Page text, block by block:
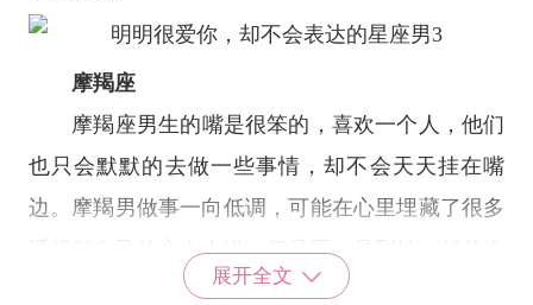
摩羯座
摩羯座男生的嘴是很笨的，喜欢一个人，他们
也只会默默的去做一些事情，却不会天天挂在嘴
边。摩羯男做事一向低调，可能在心里埋藏了很多
话想对自己的心上人说，但只要一见到她，就什么
都说不出来了。明明心里很喜欢，但就是不知道如
展开全文